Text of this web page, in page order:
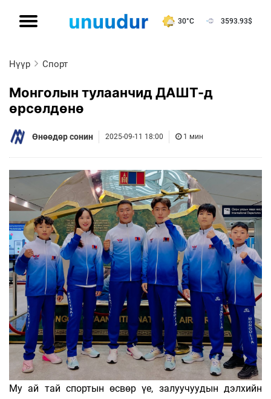
30°C 3593.93$
Нүүр Спорт
Монголын тулаанчид ДАШТ-д
өрсөлдөнө
Өнөөдөр сонин 2025-09-11 18:00 1 мин
Му ай тай спортын өсвөр үе, залуучуудын дэлхийн